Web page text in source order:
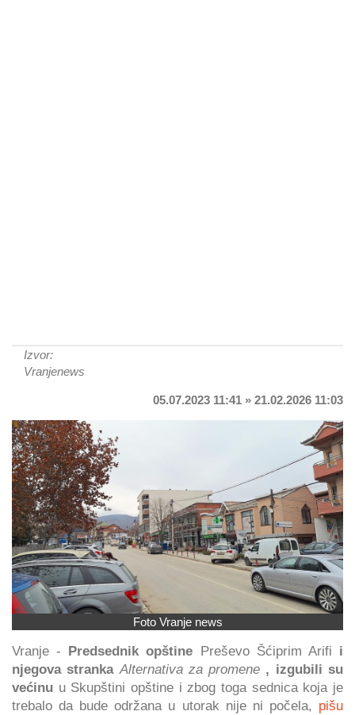
Izvor:
Vranjenews
05.07.2023 11:41 » 21.02.2026 11:03
Foto Vranje news
Vranje - Predsednik opštine Preševo Šćiprim Arifi i
njegova stranka Alternativa za promene , izgubili su
većinu u Skupštini opštine i zbog toga sednica koja je
trebalo da bude održana u utorak nije ni počela, pišu